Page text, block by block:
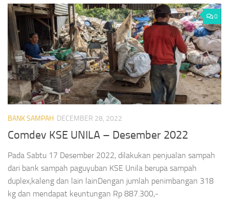
0
BANK SAMPAH DECEMBER 28, 2022
Comdev KSE UNILA – Desember 2022
Pada Sabtu 17 Desember 2022, dilakukan penjualan sampah
dari bank sampah paguyuban KSE Unila berupa sampah
duplex,kaleng dan lain lainDengan jumlah penimbangan 318
kg dan mendapat keuntungan Rp 887.300,-